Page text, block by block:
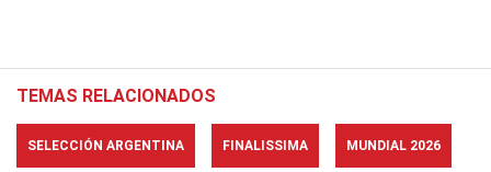
TEMAS RELACIONADOS
SELECCIÓN ARGENTINA FINALISSIMA MUNDIAL 2026